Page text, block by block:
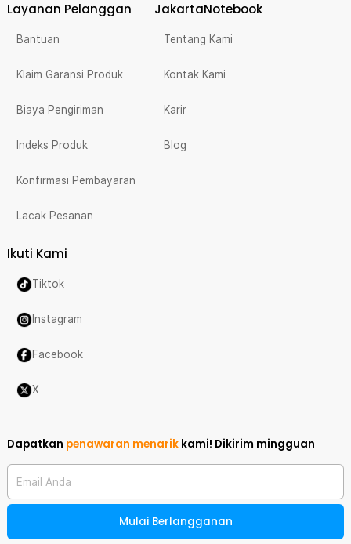
Layanan Pelanggan
Bantuan
Klaim Garansi Produk
Biaya Pengiriman
Indeks Produk
Konfirmasi Pembayaran
Lacak Pesanan
JakartaNotebook
Tentang Kami
Kontak Kami
Karir
Blog
Ikuti Kami
Tiktok
Instagram
Facebook
X
Dapatkan penawaran menarik kami! Dikirim mingguan
Email Anda
Mulai Berlangganan